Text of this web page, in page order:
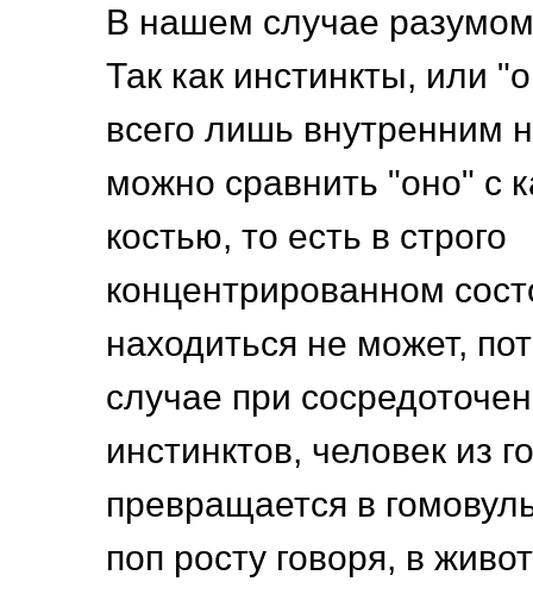
В нашем случае разумом
Так как инстинкты, или
всего лишь внутренним
можно сравнить "оно" с
костью, то есть в строго
концентрированном
находиться не может,
случае при
инстинктов, человек из
превращается в
поп росту говоря, в